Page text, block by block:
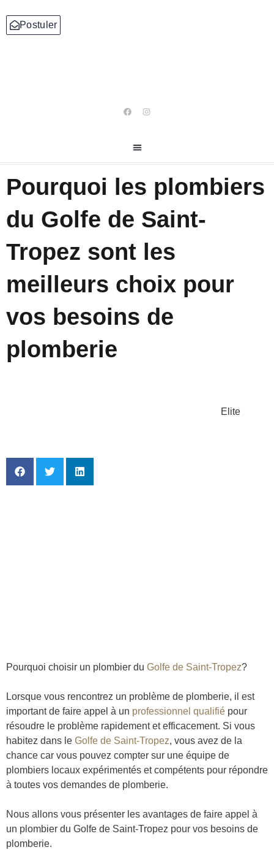
au
contenu
Postuler
F
a
k
I
n
a
Pourquoi les plombiers
du Golfe de Saint-
Tropez sont les
meilleurs choix pour
vos besoins de
plomberie
Elite
Pourquoi choisir un plombier du Golfe de Saint-Tropez?
Lorsque vous rencontrez un problème de plomberie, il est
important de faire appel à un professionnel qualifié pour
résoudre le problème rapidement et efficacement. Si vous
habitez dans le Golfe de Saint-Tropez, vous avez de la
chance car vous pouvez compter sur une équipe de
plombiers locaux expérimentés et compétents pour répondre
à toutes vos demandes de plomberie.
Nous allons vous présenter les avantages de faire appel à
un plombier du Golfe de Saint-Tropez pour vos besoins de
plomberie.